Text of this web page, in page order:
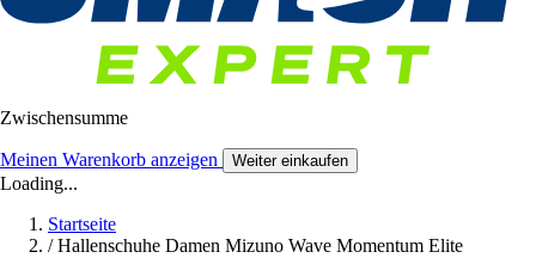
Zwischensumme
Meinen Warenkorb anzeigen Weiter einkaufen
Loading...
Startseite
/ Hallenschuhe Damen Mizuno Wave Momentum Elite